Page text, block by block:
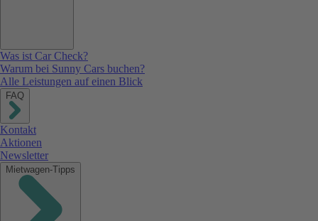
Was ist Car Check?
Warum bei Sunny Cars buchen?
Alle Leistungen auf einen Blick
FAQ
Kontakt
Aktionen
Newsletter
Mietwagen-Tipps